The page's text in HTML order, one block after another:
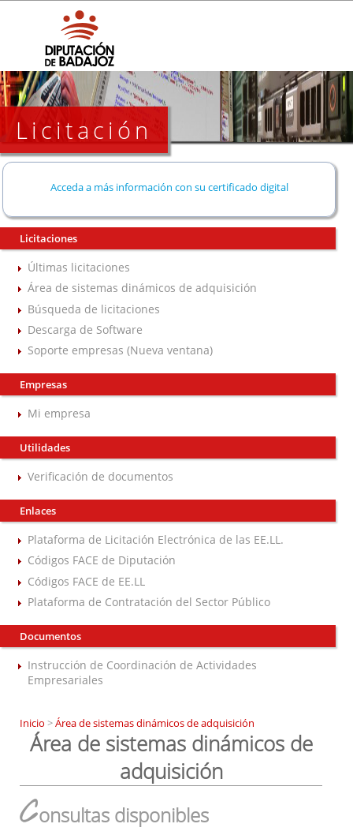
Licitación
Acceda a más información con su certificado digital
Licitaciones
Últimas licitaciones
Área de sistemas dinámicos de adquisición
Búsqueda de licitaciones
Descarga de Software
Soporte empresas (Nueva ventana)
Empresas
Mi empresa
Utilidades
Verificación de documentos
Enlaces
Plataforma de Licitación Electrónica de las EE.LL.
Códigos FACE de Diputación
Códigos FACE de EE.LL
Plataforma de Contratación del Sector Público
Documentos
Instrucción de Coordinación de Actividades
Empresariales
Inicio >Área de sistemas dinámicos de adquisición
Área de sistemas dinámicos de
adquisición
Consultas disponibles